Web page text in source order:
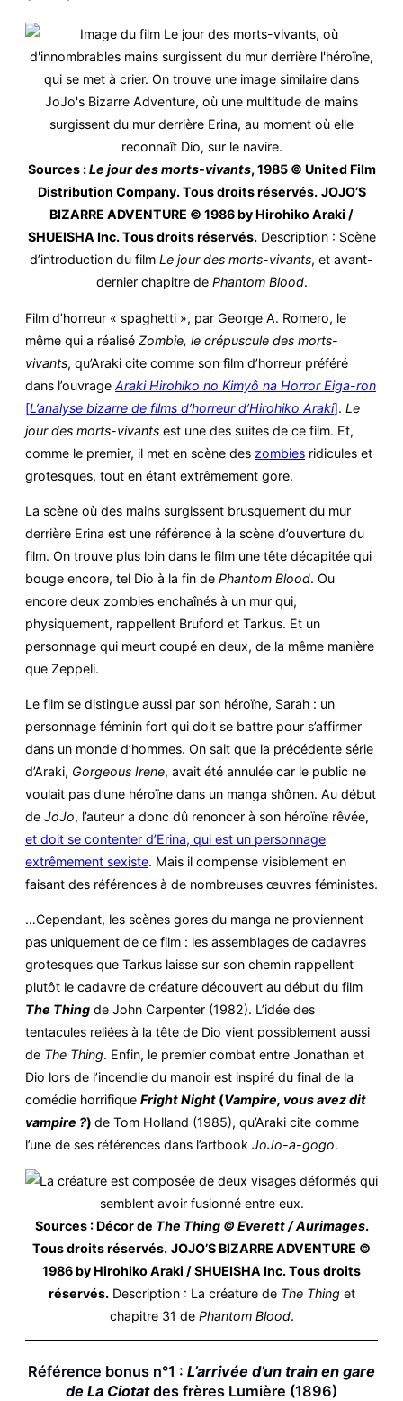
Sources :Le jour des morts-vivants, 1985 © United Film
Distribution Company. Tous droits réservés. JOJO’S
BIZARRE ADVENTURE © 1986 by Hirohiko Araki /
SHUEISHA Inc. Tous droits réservés.Description : Scène
d’introduction du film Le jour des morts-vivants, et avant-
dernier chapitre de Phantom Blood.
Film d’horreur « spaghetti », par George A. Romero, le
même qui a réalisé Zombie, le crépuscule des morts-
vivants, qu’Araki cite comme son film d’horreur préféré
dans l’ouvrage Araki Hirohiko no Kimyô na Horror Eiga-ron
[L’analyse bizarre de films d’horreur d’Hirohiko Araki]. Le
jour des morts-vivants est une des suites de ce film. Et,
comme le premier, il met en scène des zombies ridicules et
grotesques, tout en étant extrêmement gore.
La scène où des mains surgissent brusquement du mur
derrière Erina est une référence à la scène d’ouverture du
film. On trouve plus loin dans le film une tête décapitée qui
bouge encore, tel Dio à la fin de Phantom Blood. Ou
encore deux zombies enchaînés à un mur qui,
physiquement, rappellent Bruford et Tarkus. Et un
personnage qui meurt coupé en deux, de la même manière
que Zeppeli.
Le film se distingue aussi par son héroïne, Sarah : un
personnage féminin fort qui doit se battre pour s’affirmer
dans un monde d’hommes. On sait que la précédente série
d’Araki, Gorgeous Irene, avait été annulée car le public ne
voulait pas d’une héroïne dans un manga shônen. Au début
de JoJo, l’auteur a donc dû renoncer à son héroïne rêvée,
et doit se contenter d’Erina, qui est un personnage
extrêmement sexiste. Mais il compense visiblement en
faisant des références à de nombreuses œuvres féministes.
…Cependant, les scènes gores du manga ne proviennent
pas uniquement de ce film : les assemblages de cadavres
grotesques que Tarkus laisse sur son chemin rappellent
plutôt le cadavre de créature découvert au début du film
The Thing de John Carpenter (1982). L’idée des
tentacules reliées à la tête de Dio vient possiblement aussi
de The Thing. Enfin, le premier combat entre Jonathan et
Dio lors de l’incendie du manoir est inspiré du final de la
comédie horrifique Fright Night (Vampire, vous avez dit
vampire ?) de Tom Holland (1985), qu’Araki cite comme
l’une de ses références dans l’artbook JoJo-a-gogo.
Sources : Décor de The Thing © Everett / Aurimages.
Tous droits réservés. JOJO’S BIZARRE ADVENTURE ©
1986 by Hirohiko Araki / SHUEISHA Inc. Tous droits
réservés.Description : La créature de The Thinget
chapitre 31 de Phantom Blood.
Référence bonus n°1 : L’arrivée d’un train en gare
de La Ciotatdes frères Lumière (1896)